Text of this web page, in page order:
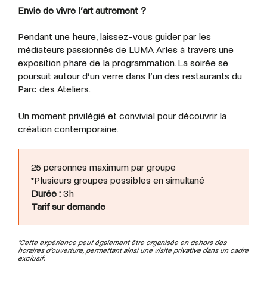
Envie de vivre l’art autrement ?
Pendant une heure, laissez-vous guider par les
médiateurs passionnés de LUMA Arles à travers une
exposition phare de la programmation. La soirée se
poursuit autour d’un verre dans l’un des restaurants du
Parc des Ateliers.
Un moment privilégié et convivial pour découvrir la
création contemporaine.
25 personnes maximum par groupe
*Plusieurs groupes possibles en simultané
Durée : 3h
Tarif sur demande
*Cette expérience peut également être organisée en dehors des
horaires d’ouverture, permettant ainsi une visite privative dans un cadre
exclusif.